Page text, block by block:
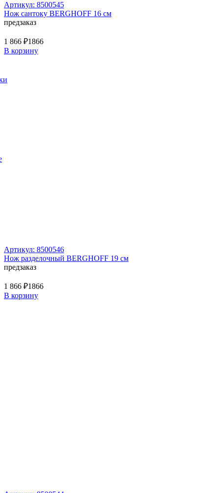
Артикул: 8500545
Нож сантоку BERGHOFF 16 см
предзаказ
1 866 ₽1866
В корзину
Артикул: 8500546
Нож разделочный BERGHOFF 19 см
предзаказ
1 866 ₽1866
В корзину